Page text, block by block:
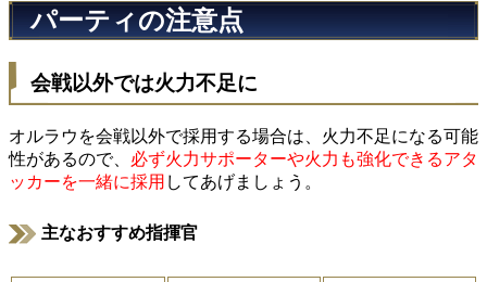
パーティの注意点
会戦以外では火力不足に
オルラウを会戦以外で採用する場合は、火力不足になる可能
性があるので、 必ず火力サポーターや火力も強化できるアタ
ッカーを一緒に採用 してあげましょう。
主なおすすめ指揮官